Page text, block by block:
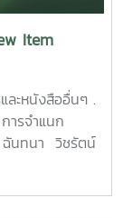
Item
ละหนังสืออื่นๆ .
ารจำแนก
ฉันทนา วิชรัตน์